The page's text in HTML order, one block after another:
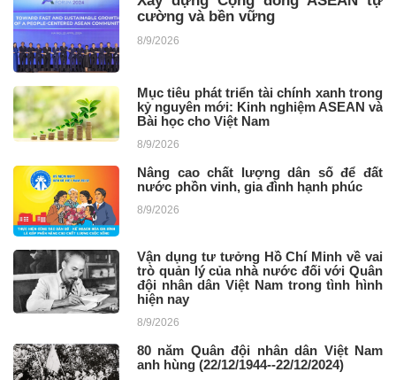
cường và bền vững
8/9/2026
Mục tiêu phát triển tài chính xanh trong
kỷ nguyên mới: Kinh nghiệm ASEAN và
Bài học cho Việt Nam
8/9/2026
Nâng cao chất lượng dân số để đất
nước phồn vinh, gia đình hạnh phúc
8/9/2026
Vận dụng tư tưởng Hồ Chí Minh về vai
trò quản lý của nhà nước đối với Quân
đội nhân dân Việt Nam trong tình hình
hiện nay
8/9/2026
80 năm Quân đội nhân dân Việt Nam
anh hùng (22/12/1944--22/12/2024)